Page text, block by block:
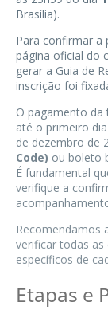
Brasília).
Para confirmar a
página oficial do
gerar a Guia de
inscrição foi
O pagamento
até o primeiro
de dezembro de
Code) ou boleto
É fundamental
verifique a
Recomendamos
verificar todas as
específicos de
Etapas e